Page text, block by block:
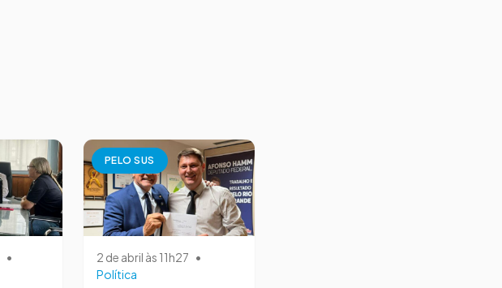
•
PELO SUS
2 de abril às 11h27 •
Política